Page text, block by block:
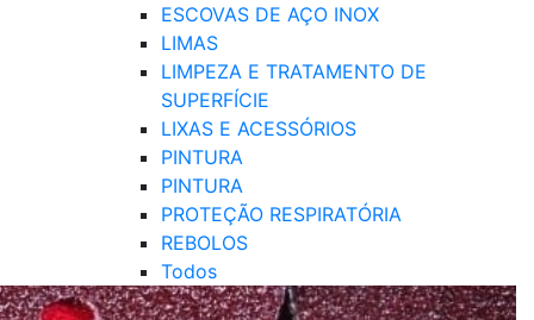
ESCOVAS DE AÇO INOX
LIMAS
LIMPEZA E TRATAMENTO DE
SUPERFÍCIE
LIXAS E ACESSÓRIOS
PINTURA
PINTURA
PROTEÇÃO RESPIRATÓRIA
REBOLOS
Todos